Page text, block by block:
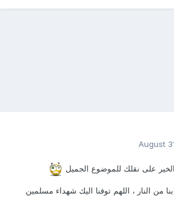
August
على نقلك للموضوع الجميل
من النار ، اللهم توفنا اليك شهداء مسلمين